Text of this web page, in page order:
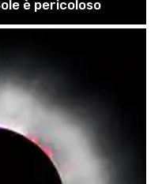
è pericoloso